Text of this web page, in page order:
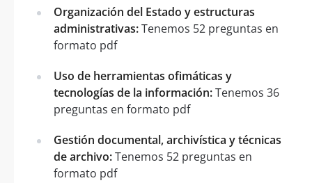
Organización del Estado y estructuras
administrativas:Tenemos 52 preguntas en
formato pdf
Uso de herramientas ofimáticas y
tecnologías de la información:Tenemos 36
preguntas en formato pdf
Gestión documental, archivística y técnicas
de archivo:Tenemos 52 preguntas en
formato pdf